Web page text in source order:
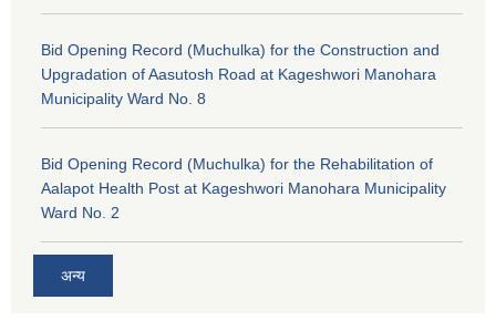
Bid Opening Record (Muchulka) for the Construction and
Upgradation of Aasutosh Road at Kageshwori Manohara
Municipality Ward No. 8
Bid Opening Record (Muchulka) for the Rehabilitation of
Aalapot Health Post at Kageshwori Manohara Municipality
Ward No. 2
अन्य